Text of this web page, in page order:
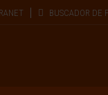
BUSCADOR DE